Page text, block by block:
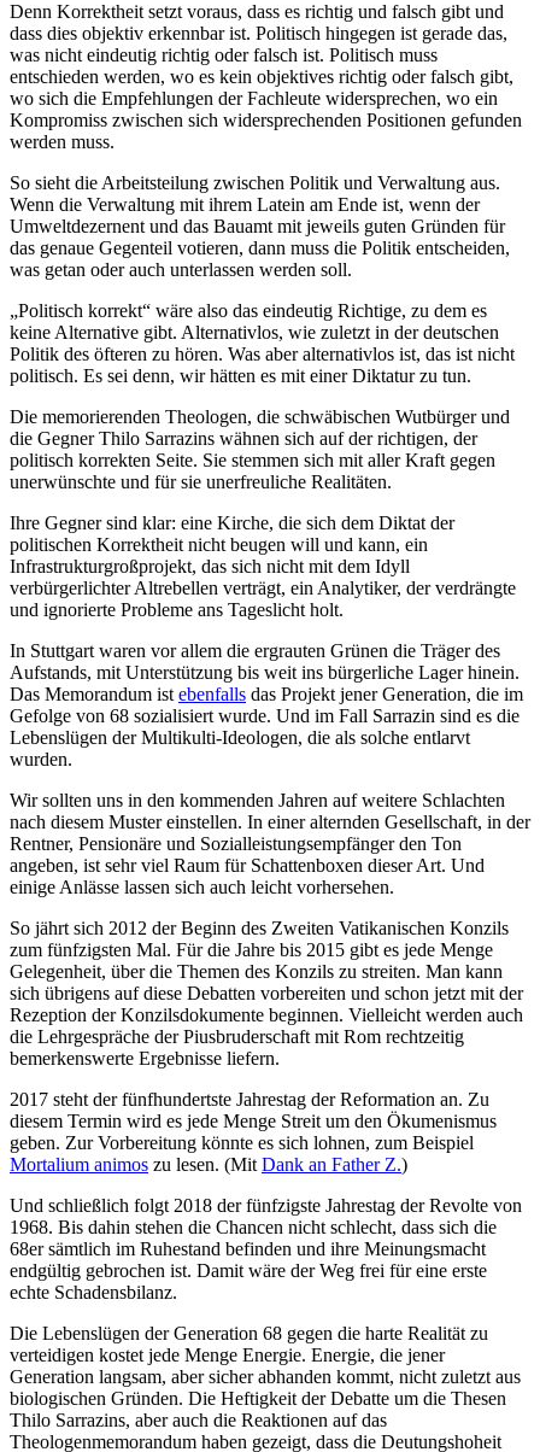
Denn Korrektheit setzt voraus, dass es richtig und falsch gibt und
dass dies objektiv erkennbar ist. Politisch hingegen ist gerade das,
was nicht eindeutig richtig oder falsch ist. Politisch muss
entschieden werden, wo es kein objektives richtig oder falsch gibt,
wo sich die Empfehlungen der Fachleute widersprechen, wo ein
Kompromiss zwischen sich widersprechenden Positionen gefunden
werden muss.
So sieht die Arbeitsteilung zwischen Politik und Verwaltung aus.
Wenn die Verwaltung mit ihrem Latein am Ende ist, wenn der
Umweltdezernent und das Bauamt mit jeweils guten Gründen für
das genaue Gegenteil votieren, dann muss die Politik entscheiden,
was getan oder auch unterlassen werden soll.
„Politisch korrekt“ wäre also das eindeutig Richtige, zu dem es
keine Alternative gibt. Alternativlos, wie zuletzt in der deutschen
Politik des öfteren zu hören. Was aber alternativlos ist, das ist nicht
politisch. Es sei denn, wir hätten es mit einer Diktatur zu tun.
Die memorierenden Theologen, die schwäbischen Wutbürger und
die Gegner Thilo Sarrazins wähnen sich auf der richtigen, der
politisch korrekten Seite. Sie stemmen sich mit aller Kraft gegen
unerwünschte und für sie unerfreuliche Realitäten.
Ihre Gegner sind klar: eine Kirche, die sich dem Diktat der
politischen Korrektheit nicht beugen will und kann, ein
Infrastrukturgroßprojekt, das sich nicht mit dem Idyll
verbürgerlichter Altrebellen verträgt, ein Analytiker, der verdrängte
und ignorierte Probleme ans Tageslicht holt.
In Stuttgart waren vor allem die ergrauten Grünen die Träger des
Aufstands, mit Unterstützung bis weit ins bürgerliche Lager hinein.
Das Memorandum istebenfalls das Projekt jener Generation, die im
Gefolge von 68 sozialisiert wurde. Und im Fall Sarrazin sind es die
Lebenslügen der Multikulti-Ideologen, die als solche entlarvt
wurden.
Wir sollten uns in den kommenden Jahren auf weitere Schlachten
nach diesem Muster einstellen. In einer alternden Gesellschaft, in der
Rentner, Pensionäre und Sozialleistungsempfänger den Ton
angeben, ist sehr viel Raum für Schattenboxen dieser Art. Und
einige Anlässe lassen sich auch leicht vorhersehen.
So jährt sich 2012 der Beginn des Zweiten Vatikanischen Konzils
zum fünfzigsten Mal. Für die Jahre bis 2015 gibt es jede Menge
Gelegenheit, über die Themen des Konzils zu streiten. Man kann
sich übrigens auf diese Debatten vorbereiten und schon jetzt mit der
Rezeption der Konzilsdokumente beginnen. Vielleicht werden auch
die Lehrgespräche der Piusbruderschaft mit Rom rechtzeitig
bemerkenswerte Ergebnisse liefern.
2017 steht der fünfhundertste Jahrestag der Reformation an. Zu
diesem Termin wird es jede Menge Streit um den Ökumenismus
geben. Zur Vorbereitung könnte es sich lohnen, zum Beispiel
Mortalium animos zu lesen. (MitDank an Father Z.)
Und schließlich folgt 2018 der fünfzigste Jahrestag der Revolte von
1968. Bis dahin stehen die Chancen nicht schlecht, dass sich die
68er sämtlich im Ruhestand befinden und ihre Meinungsmacht
endgültig gebrochen ist. Damit wäre der Weg frei für eine erste
echte Schadensbilanz.
Die Lebenslügen der Generation 68 gegen die harte Realität zu
verteidigen kostet jede Menge Energie. Energie, die jener
Generation langsam, aber sicher abhanden kommt, nicht zuletzt aus
biologischen Gründen. Die Heftigkeit der Debatte um die Thesen
Thilo Sarrazins, aber auch die Reaktionen auf das
Theologenmemorandum haben gezeigt, dass die Deutungshoheit